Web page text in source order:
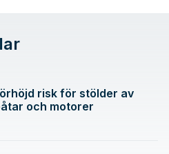
risk för stölder av
och motorer